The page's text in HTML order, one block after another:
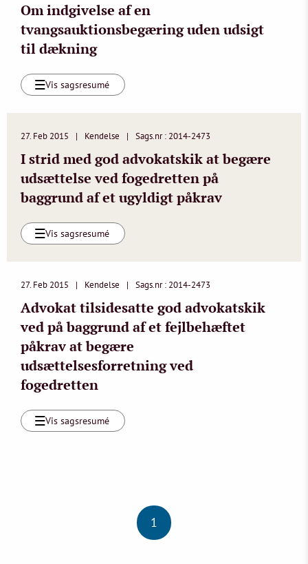
Om indgivelse af en
tvangsauktionsbegæring uden udsigt
til dækning
Vis sagsresumé
27. Feb 2015 Kendelse Sags.nr : 2014-2473
I strid med god advokatskik at begære
udsættelse ved fogedretten på
baggrund af et ugyldigt påkrav
Vis sagsresumé
27. Feb 2015 Kendelse Sags.nr : 2014-2473
Advokat tilsidesatte god advokatskik
ved på baggrund af et fejlbehæftet
påkrav at begære
udsættelsesforretning ved
fogedretten
Vis sagsresumé
1